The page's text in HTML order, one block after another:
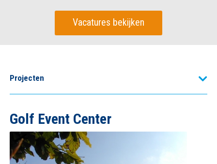
Vacatures bekijken
Projecten
Zonnepanelen schoonmaken Emelwerda College
Horst 14 hogedruk
Golf Event Center